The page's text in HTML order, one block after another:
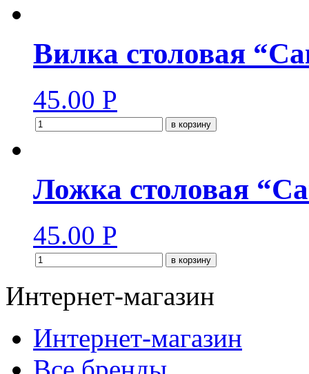
Вилка столовая
45.00 Р
в корзину
Ложка столовая
45.00 Р
в корзину
Интернет-магазин
Интернет-магазин